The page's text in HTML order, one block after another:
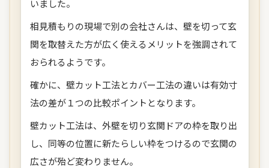
いました。
相見積もりの現場で別の会社さんは、壁を切って玄
関を取替えた方が広く使えるメリットを強調されて
おられるようです。
確かに、壁カット工法とカバー工法の違いは有効寸
法の差が１つの比較ポイントとなります。
壁カット工法は、外壁を切り玄関ドアの枠を取り出
し、同等の位置に新たらしい枠をつけるので玄関の
広さが殆ど変わりません。